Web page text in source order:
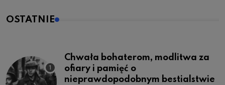
OSTATNIE
Chwała bohaterom, modlitwa za
ofiary i pamięć o
nieprawdopodobnym bestialstwie